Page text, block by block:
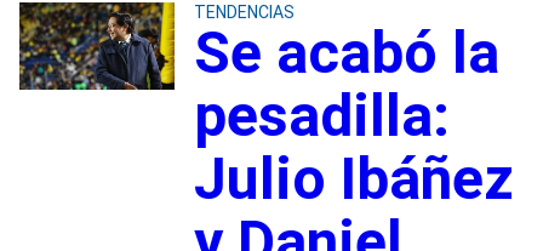
TENDENCIAS
Se acabó la
pesadilla:
Julio Ibáñez